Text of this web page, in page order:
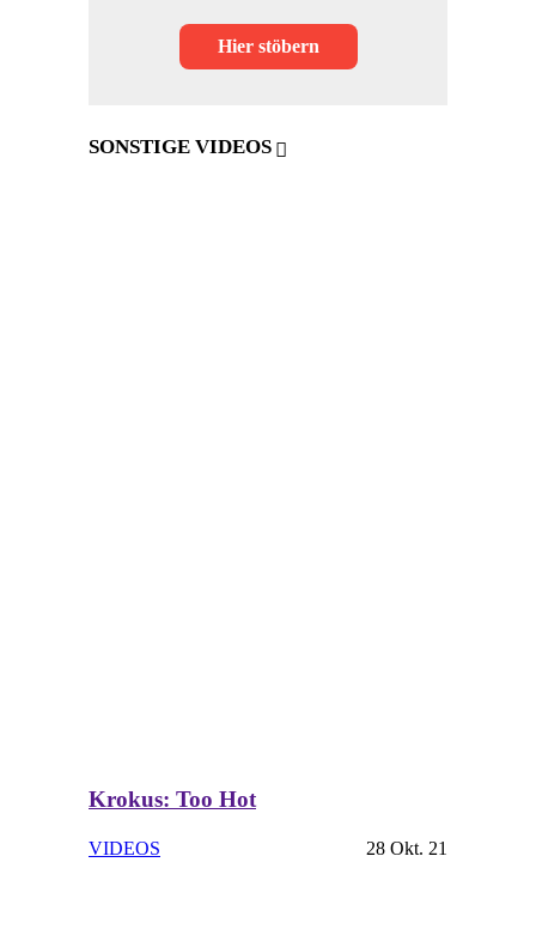
Hier stöbern
SONSTIGE VIDEOS
Krokus: Too Hot
VIDEOS 28 Okt. 21